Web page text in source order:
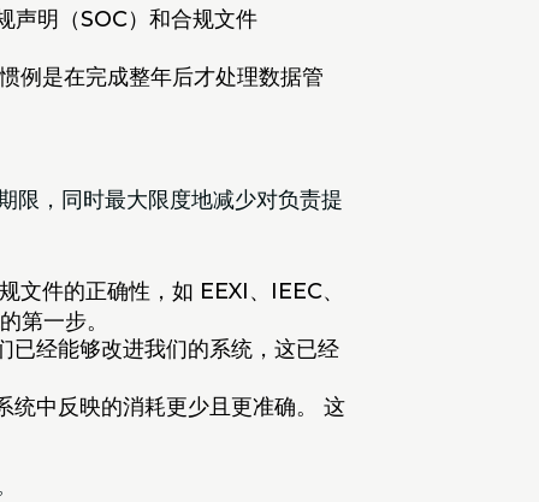
声明（SOC）和合规文件
例是在完成整年后才处理数据管
限，同时最大限度地减少对负责提
文件的正确性，如 EEXI、IEEC、
第一步。
已经能够改进我们的系统，这已经
统中反映的消耗更少且更准确。 这